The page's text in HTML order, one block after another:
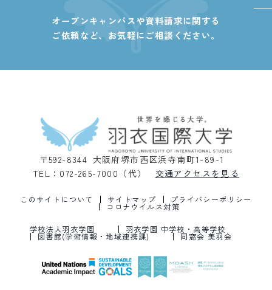
オープンキャンパスや資料請求に関する
ご依頼など、 お気軽にご相談ください。
〒592-8344 大阪府堺市西区浜寺南町1-89-1
TEL：072-265-7000（代）
交通アクセスを見る
このサイトについて サイトマップ プライバシーポリシー
コロナウイルス対策
学校法人羽衣学園 羽衣学園 中学校・高等学校
図書館(学術情報・地域連携課) 同窓会 美羽会